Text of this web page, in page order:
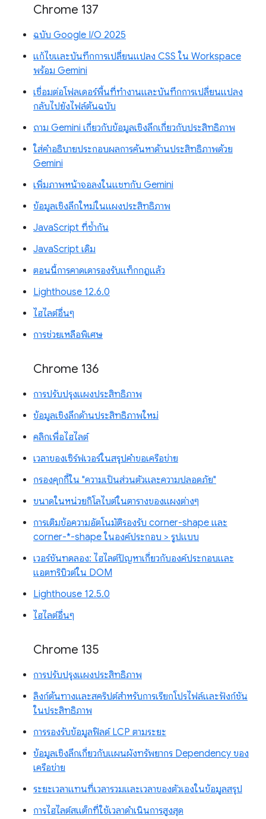
Chrome 137
ฉบับ Google I/O 2025
แก้ไขและบันทึกการเปลี่ยนแปลง CSS ใน Workspace
พร้อม Gemini
เชื่อมต่อโฟลเดอร์พื้นที่ทำงานและบันทึกการเปลี่ยนแปลง
กลับไปยังไฟล์ต้นฉบับ
ถาม Gemini เกี่ยวกับข้อมูลเชิงลึกเกี่ยวกับประสิทธิภาพ
ใส่คำอธิบายประกอบผลการค้นหาด้านประสิทธิภาพด้วย
Gemini
เพิ่มภาพหน้าจอลงในแชทกับ Gemini
ข้อมูลเชิงลึกใหม่ในแผงประสิทธิภาพ
JavaScript ที่ซ้ำกัน
JavaScript เดิม
ตอนนี้การคาดเดารองรับแท็กกฎแล้ว
Lighthouse 12.6.0
ไฮไลต์อื่นๆ
การช่วยเหลือพิเศษ
Chrome 136
การปรับปรุงแผงประสิทธิภาพ
ข้อมูลเชิงลึกด้านประสิทธิภาพใหม่
คลิกเพื่อไฮไลต์
เวลาของเซิร์ฟเวอร์ในสรุปคำขอเครือข่าย
กรองคุกกี้ใน "ความเป็นส่วนตัวและความปลอดภัย"
ขนาดในหน่วยกิโลไบต์ในตารางของแผงต่างๆ
การเติมข้อความอัตโนมัติรองรับ corner-shape และ
corner-*-shape ในองค์ประกอบ > รูปแบบ
เวอร์ชันทดลอง: ไฮไลต์ปัญหาเกี่ยวกับองค์ประกอบและ
แอตทริบิวต์ใน DOM
Lighthouse 12.5.0
ไฮไลต์อื่นๆ
Chrome 135
การปรับปรุงแผงประสิทธิภาพ
ลิงก์ต้นทางและสคริปต์สำหรับการเรียกโปรไฟล์และฟังก์ชัน
ในประสิทธิภาพ
การรองรับข้อมูลฟิลด์ LCP ตามระยะ
ข้อมูลเชิงลึกเกี่ยวกับแผนผังทรัพยากร Dependency ของ
เครือข่าย
ระยะเวลาแทนที่เวลารวมและเวลาของตัวเองในข้อมูลสรุป
การไฮไลต์สแต็กที่ใช้เวลาดำเนินการสูงสุด